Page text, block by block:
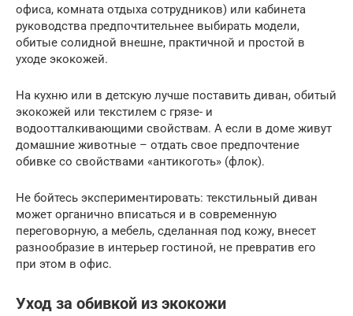
офиса, комната отдыха сотрудников) или кабинета
руководства предпочтительнее выбирать модели,
обитые солидной внешне, практичной и простой в
уходе экокожей.
На кухню или в детскую лучше поставить диван, обитый
экокожей или текстилем с грязе- и
водоотталкивающими свойствам. А если в доме живут
домашние животные – отдать свое предпочтение
обивке со свойствами «антикоготь» (флок).
Не бойтесь экспериментировать: текстильный диван
может органично вписаться и в современную
переговорную, а мебель, сделанная под кожу, внесет
разнообразие в интерьер гостиной, не превратив его
при этом в офис.
Уход за обивкой из экокожи